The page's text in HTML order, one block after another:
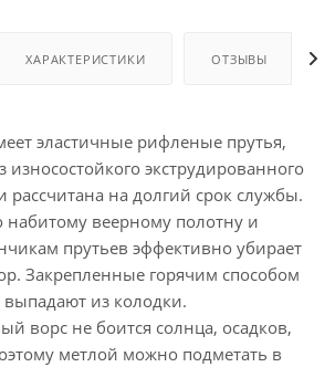
ХАРАКТЕРИСТИКИ ОТЗЫВЫ
эластичные рифленые прутья,
износостойкого экструдированного
рассчитана на долгий срок службы.
набитому веерному полотну и
прутьев эффективно убирает
Закрепленные горячим способом
выпадают из колодки.
ворс не боится солнца, осадков,
метлой можно подметать в